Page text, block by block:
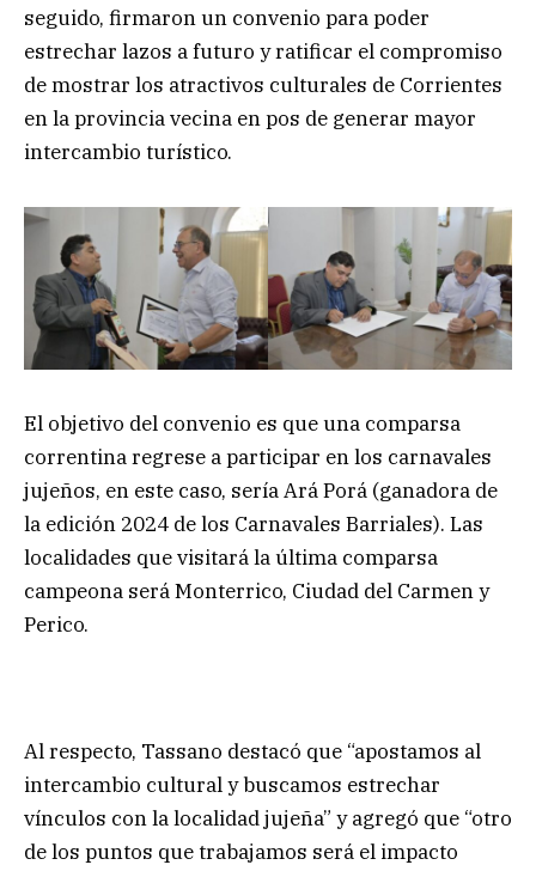
seguido, firmaron un convenio para poder
estrechar lazos a futuro y ratificar el compromiso
de mostrar los atractivos culturales de Corrientes
en la provincia vecina en pos de generar mayor
intercambio turístico.
El objetivo del convenio es que una comparsa
correntina regrese a participar en los carnavales
jujeños, en este caso, sería Ará Porá (ganadora de
la edición 2024 de los Carnavales Barriales). Las
localidades que visitará la última comparsa
campeona será Monterrico, Ciudad del Carmen y
Perico.
Al respecto, Tassano destacó que “apostamos al
intercambio cultural y buscamos estrechar
vínculos con la localidad jujeña” y agregó que “otro
de los puntos que trabajamos será el impacto